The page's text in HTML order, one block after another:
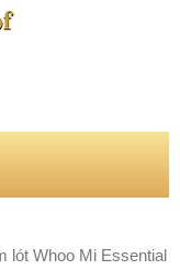
lót Whoo Mi Essential